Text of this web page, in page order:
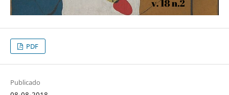
PDF
Publicado